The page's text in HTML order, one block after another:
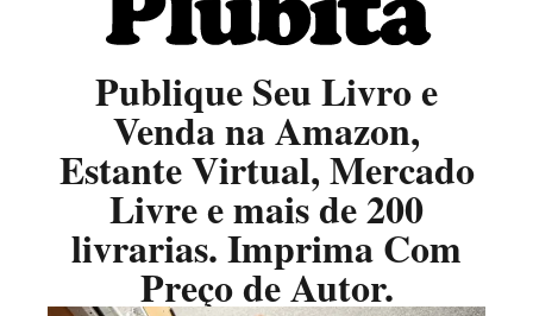
Publique Seu Livro e
Venda na Amazon,
Estante Virtual, Mercado
Livre e mais de 200
livrarias. Imprima Com
Preço de Autor.